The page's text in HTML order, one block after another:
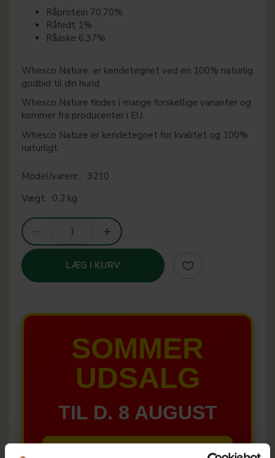
Råprotein 70,70%
Råfedt 1%
Råaske 6,37%
Whesco Nature, er kendetegnet ved en 100% naturlig
godbid til din hund.
Whesco Nature findes i mange forskellige varianter og
kommer fra producenter i EU.
Whesco Nature er kendetegnet for kvalitet og 100%
naturligt.
Model/varenr.: 3210
Vægt: 0,2 kg
LÆG I KURV
SOMMER
UDSALG
TIL D. 8 AUGUST
HELE WEBSHOPPEN ER